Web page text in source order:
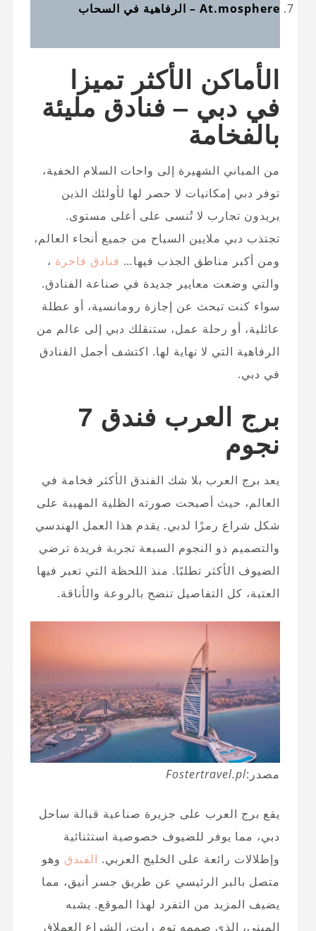
At.mosphere – الرفاهية في السحاب
الأماكن الأكثر تميزا
في دبي – فنادق مليئة
بالفخامة
من المباني الشهيرة إلى واحات السلام الخفية،
توفر دبي إمكانيات لا حصر لها لأولئك الذين
يريدون تجارب لا تُنسى على أعلى مستوى.
تجتذب دبي ملايين السياح من جميع أنحاء العالم،
ومن أكبر مناطق الجذب فيها… فنادق فاخرة ،
والتي وضعت معايير جديدة في صناعة الفنادق.
سواء كنت تبحث عن إجازة رومانسية، أو عطلة
عائلية، أو رحلة عمل، ستنقلك دبي إلى عالم من
الرفاهية التي لا نهاية لها. اكتشف أجمل الفنادق
في دبي.
برج العرب فندق 7
نجوم
يعد برج العرب بلا شك الفندق الأكثر فخامة في
العالم، حيث أصبحت صورته الظلية المهيبة على
شكل شراع رمزًا لدبي. يقدم هذا العمل الهندسي
والتصميم ذو النجوم السبعة تجربة فريدة ترضي
الضيوف الأكثر تطلبًا. منذ اللحظة التي تعبر فيها
العتبة، كل التفاصيل تنضح بالروعة والأناقة.
مصدر:Fostertravel.pl
يقع برج العرب على جزيرة صناعية قبالة ساحل
دبي، مما يوفر للضيوف خصوصية استثنائية
وإطلالات رائعة على الخليج العربي. الفندق وهو
متصل بالبر الرئيسي عن طريق جسر أنيق، مما
يضيف المزيد من التفرد لهذا الموقع. يشبه
المبنى، الذي صممه توم رايت، الشراع العملاق